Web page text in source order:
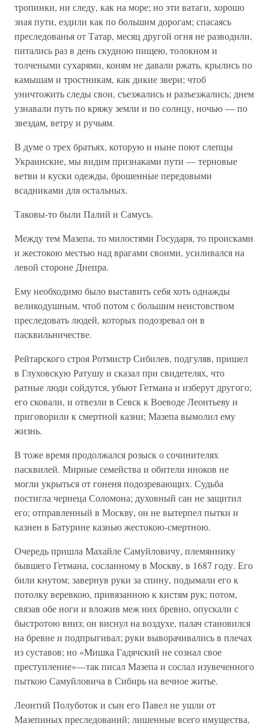
тропинки, ни следу, как на море; но эти ватаги, хорошо
зная пути, ездили как по большим дорогам; спасаясь
преследованья от Татар, месяц другой огня не разводили,
питались раз в день скудною пищею, толокном и
толчеными сухарями, коням не давали ржать, крылись по
камышам и тростникам, как дикие звери; чтоб
уничтожить следы свои, съезжались и разъезжались; днем
узнавали путь по кряжу земли и по солнцу, ночью — по
звездам, ветру и ручьям.
В думе о трех братьях, которую и ныне поют слепцы
Украинские, мы видим признаками пути — терновые
ветви и куски одежды, брошенные передовыми
всадниками для остальных.
Таковы-то были Палий и Самусь.
Между тем Мазепа, то милостями Государя, то происками
и жестокою местью над врагами своими, усиливался на
левой стороне Днепра.
Ему необходимо было выставить себя хоть однажды
великодушным, чтоб потом с большим неистовством
преследовать людей, которых подозревал он в
пасквильничестве.
Рейтарского строя Ротмистр Сибилев, подгуляв, пришел
в Глуховскую Ратушу и сказал при свидетелях, что
ратные люди сойдутся, убьют Гетмана и изберут другого;
его сковали, и отвезли в Севск к Воеводе Леонтьеву и
приговорили к смертной казни; Мазепа вымолил ему
жизнь.
В тоже время продолжался розыск о сочинителях
пасквилей. Мирные семейства и обители иноков не
могли укрыться от гоненя подозревающих. Судьба
постигла чернеца Соломона; духовный сан не защитил
его; отправленный в Москву, он не вытерпел пытки и
казнен в Батурине казнью жестокою-смертною.
Очередь пришла Махайле Самуйловичу, племяннику
бывшего Гетмана, сосланному в Москву, в 1687 году. Его
били кнутом; завернув руки за спину, подымали его к
потолку веревкою, привязанною к кистям рук; потом,
связав обе ноги и вложив меж них бревно, опускали с
быстротою вниз; он виснул на воздухе, палач становился
на бревне и подпрыгивал; руки выворачивались в плечах
из суставов; но «Мишка Гадячский не сознал свое
преступление»—так писал Мазепа и сослал изувеченного
пыткою Самуйловича в Сибирь на вечное житье.
Леонтий Полуботок и сын его Павел не ушли от
Мазепиных преследований; лишенные всего имущества,